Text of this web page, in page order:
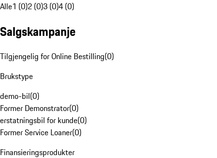
Alle1 (0)2 (0)3 (0)4 (0)
Salgskampanje
Tilgjengelig for Online Bestilling(0)
Brukstype
demo-bil(0)
Former Demonstrator(0)
erstatningsbil for kunde(0)
Former Service Loaner(0)
Finansieringsprodukter